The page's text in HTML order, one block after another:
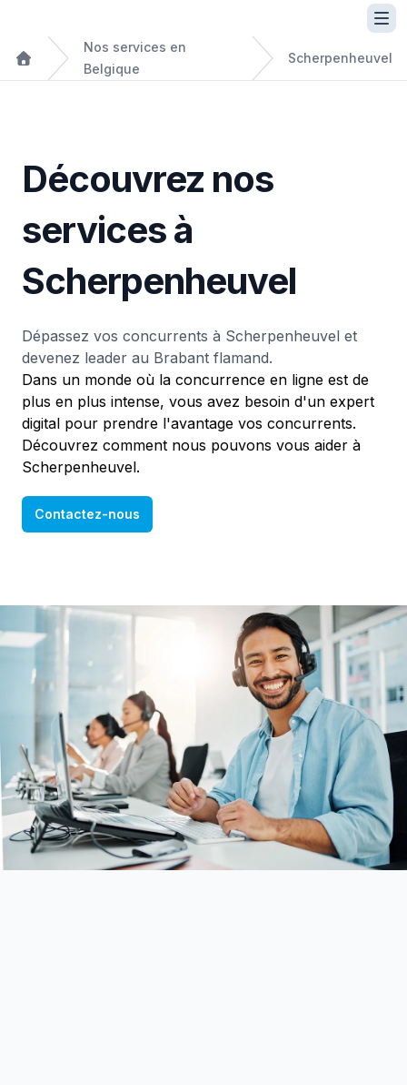
Nos services en
Belgique
Scherpenheuvel
Découvrez nos
services à
Scherpenheuvel
Dépassez vos concurrents à Scherpenheuvel et
devenez leader au Brabant flamand.
Dans un monde où la concurrence en ligne est de
plus en plus intense, vous avez besoin d'un expert
digital pour prendre l'avantage vos concurrents.
Découvrez comment nous pouvons vous aider à
Scherpenheuvel.
Contactez-nous